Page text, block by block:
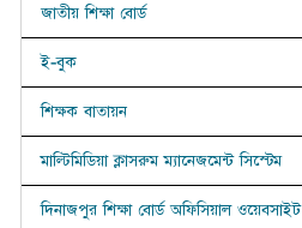
জাতীয় শিক্ষা বোর্ড
ই-বুক
শিক্ষক বাতায়ন
মাল্টিমিডিয়া ক্লাসরুম ম্যানেজমেন্ট সিস্টেম
দিনাজপুর শিক্ষা বোর্ড অফিসিয়াল ওয়েবসাইট